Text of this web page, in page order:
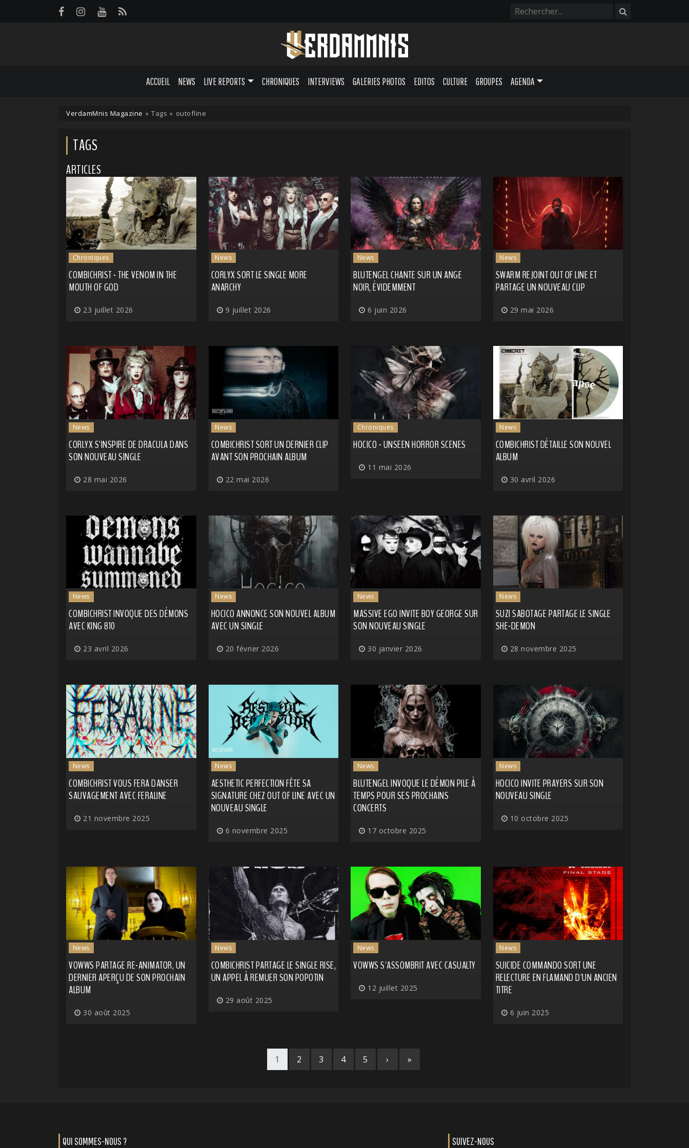
ACCUEIL NEWS LIVE REPORTS CHRONIQUES INTERVIEWS GALERIES PHOTOS EDITOS CULTURE GROUPES AGENDA
VerdamMnis Magazine » Tags » outofline
TAGS
ARTICLES
Chroniques
COMBICHRIST - THE VENOM IN THE
MOUTH OF GOD
23 juillet 2026
News
CORLYX SORT LE SINGLE MORE
ANARCHY
9 juillet 2026
News
BLUTENGEL CHANTE SUR UN ANGE
NOIR, ÉVIDEMMENT
6 juin 2026
News
SWARM REJOINT OUT OF LINE ET
PARTAGE UN NOUVEAU CLIP
29 mai 2026
News
CORLYX S'INSPIRE DE DRACULA DANS
SON NOUVEAU SINGLE
28 mai 2026
News
COMBICHRIST SORT UN DERNIER CLIP
AVANT SON PROCHAIN ALBUM
22 mai 2026
Chroniques
HOCICO - UNSEEN HORROR SCENES
11 mai 2026
News
COMBICHRIST DÉTAILLE SON NOUVEL
ALBUM
30 avril 2026
News
COMBICHRIST INVOQUE DES DÉMONS
AVEC KING 810
23 avril 2026
News
HOCICO ANNONCE SON NOUVEL ALBUM
AVEC UN SINGLE
20 février 2026
News
MASSIVE EGO INVITE BOY GEORGE SUR
SON NOUVEAU SINGLE
30 janvier 2026
News
SUZI SABOTAGE PARTAGE LE SINGLE
SHE-DEMON
28 novembre 2025
News
COMBICHRIST VOUS FERA DANSER
SAUVAGEMENT AVEC FERALINE
21 novembre 2025
News
AESTHETIC PERFECTION FÊTE SA
SIGNATURE CHEZ OUT OF LINE AVEC UN
NOUVEAU SINGLE
6 novembre 2025
News
BLUTENGEL INVOQUE LE DÉMON PILE À
TEMPS POUR SES PROCHAINS
CONCERTS
17 octobre 2025
News
HOCICO INVITE PRAYERS SUR SON
NOUVEAU SINGLE
10 octobre 2025
News
VOWWS PARTAGE RE-ANIMATOR, UN
DERNIER APERÇU DE SON PROCHAIN
ALBUM
30 août 2025
News
COMBICHRIST PARTAGE LE SINGLE RISE,
UN APPEL À REMUER SON POPOTIN
29 août 2025
News
VOWWS S'ASSOMBRIT AVEC CASUALTY
12 juillet 2025
News
SUICIDE COMMANDO SORT UNE
RELECTURE EN FLAMAND D'UN ANCIEN
TITRE
6 juin 2025
1 2 3 4 5 › »
QUI SOMMES-NOUS ? SUIVEZ-NOUS
Panneau de gestion des cookies